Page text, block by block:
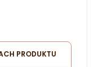
PRODUKTU